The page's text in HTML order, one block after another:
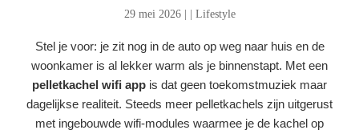
29 mei 2026| Lifestyle
Stel je voor: je zit nog in de auto op weg naar huis en de
woonkamer is al lekker warm als je binnenstapt. Met een
pelletkachel wifi app is dat geen toekomstmuziek maar
dagelijkse realiteit. Steeds meer pelletkachels zijn uitgerust
met ingebouwde wifi-modules waarmee je de kachel op